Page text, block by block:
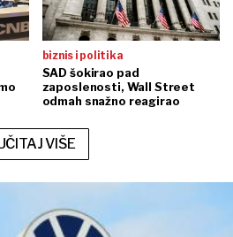
biznis i politika
SAD šokirao pad
zaposlenosti, Wall Street
odmah snažno reagirao
VIŠE